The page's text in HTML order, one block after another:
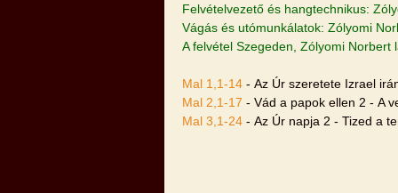
Felvételvezető és hangtechnikus:
Vágás és utómunkálatok: Zólyomi
A felvétel Szegeden, Zólyomi
Mal 1,1-14 - Az Úr szeretete Izrael
Mal 2,1-17 - Vád a papok ellen 2 - A
Mal 3,1-24 - Az Úr napja 2 - Tized a